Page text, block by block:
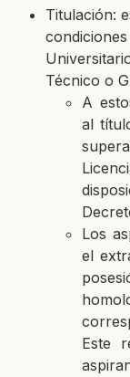
Titulación:
Técnico o
A
al
Los
el
Este